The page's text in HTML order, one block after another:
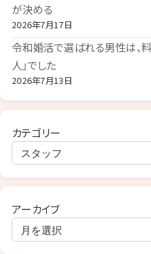
が決める
2026年7月17日
令和婚活で選ばれる男性は、
人」でした
2026年7月13日
カテゴリー
アーカイブ